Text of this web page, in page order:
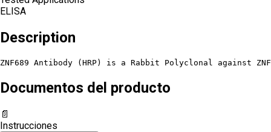
ELISA
Description
ZNF689 Antibody (HRP) is a Rabbit Polyclonal against
Documentos del producto
📄
Instrucciones